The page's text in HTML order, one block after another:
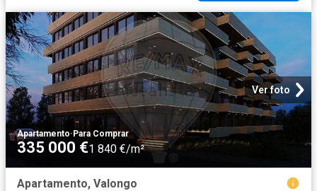
Ver foto
Apartamento·Para Comprar
335 000 €1 840 €/m²
Apartamento, Valongo